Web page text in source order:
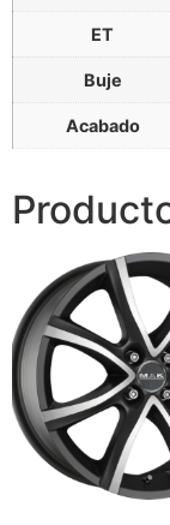
ET
Buje
Acabado